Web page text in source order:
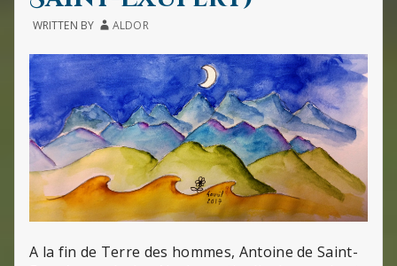
WRITTEN BY ALDOR
A la fin de Terre des hommes, Antoine de Saint-